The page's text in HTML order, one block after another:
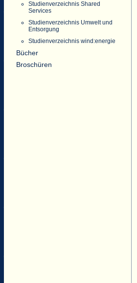
Studienverzeichnis Shared
Services
Studienverzeichnis Umwelt und
Entsorgung
Studienverzeichnis wind:energie
Bücher
Broschüren